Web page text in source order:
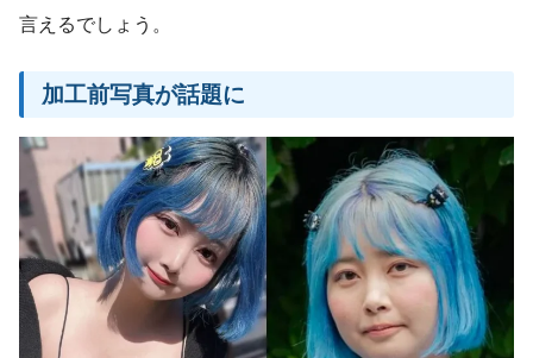
言えるでしょう。
加工前写真が話題に